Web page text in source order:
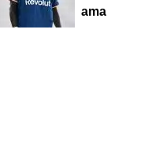
ama